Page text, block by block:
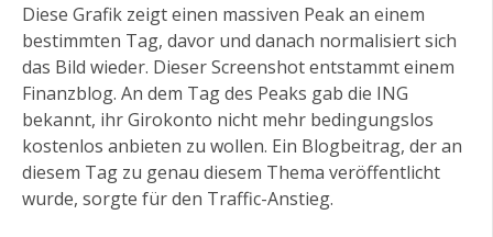
Diese Grafik zeigt einen massiven Peak an einem
bestimmten Tag, davor und danach normalisiert sich
das Bild wieder. Dieser Screenshot entstammt einem
Finanzblog. An dem Tag des Peaks gab die ING
bekannt, ihr Girokonto nicht mehr bedingungslos
kostenlos anbieten zu wollen. Ein Blogbeitrag, der an
diesem Tag zu genau diesem Thema veröffentlicht
wurde, sorgte für den Traffic-Anstieg.